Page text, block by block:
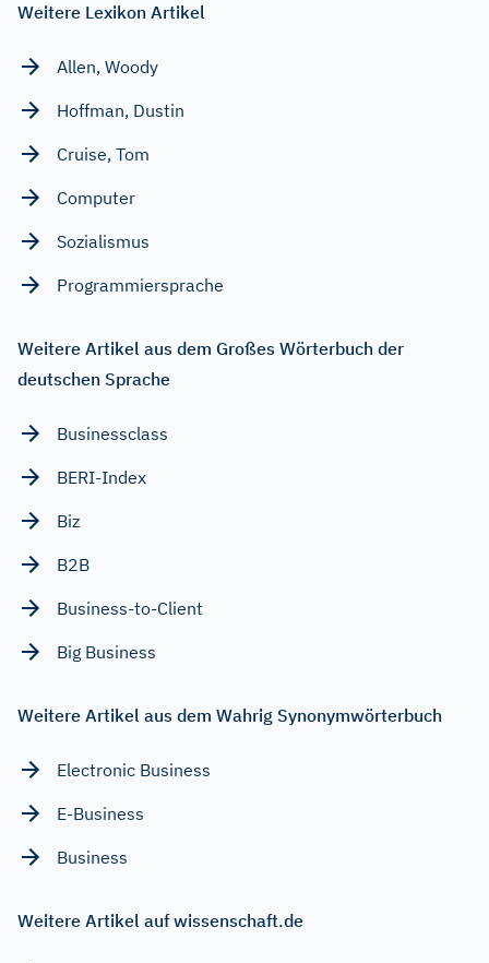
Weitere Lexikon Artikel
Allen, Woody
Hoffman, Dustin
Cruise, Tom
Computer
Sozialismus
Programmiersprache
Weitere Artikel aus dem Großes Wörterbuch der
deutschen Sprache
Businessclass
BERI-Index
Biz
B2B
Business-to-Client
Big Business
Weitere Artikel aus dem Wahrig Synonymwörterbuch
Electronic Business
E-Business
Business
Weitere Artikel auf wissenschaft.de